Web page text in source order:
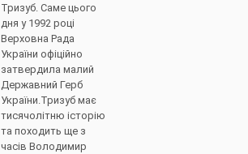
Тризуб. Саме цього
дня у 1992 році
Верховна Рада
України офіційно
затвердила малий
Державний Герб
України.Тризуб має
тисячолітню історію
та походить ще з
часів Володимир